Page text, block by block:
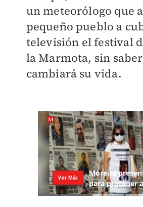
un meteorólogo que
pequeño pueblo a
televisión el festival
la Marmota, sin
cambiará su vida.